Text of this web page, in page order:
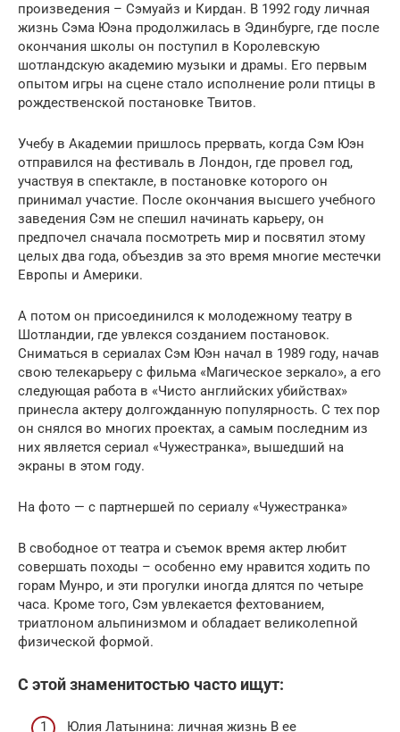
произведения – Сэмуайз и Кирдан. В 1992 году личная
жизнь Сэма Юэна продолжилась в Эдинбурге, где после
окончания школы он поступил в Королевскую
шотландскую академию музыки и драмы. Его первым
опытом игры на сцене стало исполнение роли птицы в
рождественской постановке Твитов.
Учебу в Академии пришлось прервать, когда Сэм Юэн
отправился на фестиваль в Лондон, где провел год,
участвуя в спектакле, в постановке которого он
принимал участие. После окончания высшего учебного
заведения Сэм не спешил начинать карьеру, он
предпочел сначала посмотреть мир и посвятил этому
целых два года, объездив за это время многие местечки
Европы и Америки.
А потом он присоединился к молодежному театру в
Шотландии, где увлекся созданием постановок.
Сниматься в сериалах Сэм Юэн начал в 1989 году, начав
свою телекарьеру с фильма «Магическое зеркало», а его
следующая работа в «Чисто английских убийствах»
принесла актеру долгожданную популярность. С тех пор
он снялся во многих проектах, а самым последним из
них является сериал «Чужестранка», вышедший на
экраны в этом году.
На фото — с партнершей по сериалу «Чужестранка»
В свободное от театра и съемок время актер любит
совершать походы – особенно ему нравится ходить по
горам Мунро, и эти прогулки иногда длятся по четыре
часа. Кроме того, Сэм увлекается фехтованием,
триатлоном альпинизмом и обладает великолепной
физической формой.
С этой знаменитостью часто ищут:
Юлия Латынина: личная жизнь В ее